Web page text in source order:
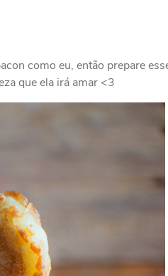
como eu, então prepare
que ela irá amar <3